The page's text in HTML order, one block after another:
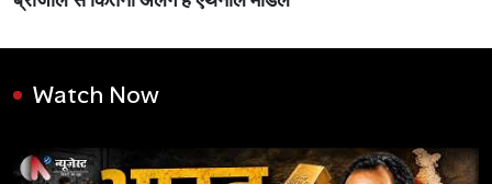
Watch Now